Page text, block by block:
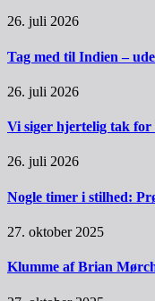
26. juli 2026
Tag med til Indien –
26. juli 2026
Vi siger hjertelig tak for
26. juli 2026
Nogle timer i stilhed:
27. oktober 2025
Klumme af Brian